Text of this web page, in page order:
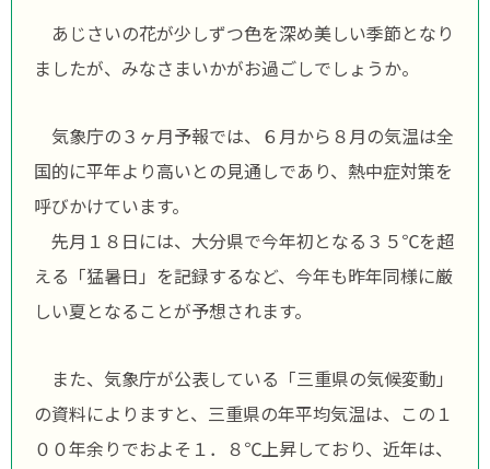
あじさいの花が少しずつ色を深め美しい季節となり
ましたが、みなさまいかがお過ごしでしょうか。
気象庁の３ヶ月予報では、６月から８月の気温は全
国的に平年より高いとの見通しであり、熱中症対策を
呼びかけています。
先月１８日には、大分県で今年初となる３５℃を超
える「猛暑日」を記録するなど、今年も昨年同様に厳
しい夏となることが予想されます。
また、気象庁が公表している「三重県の気候変動」
の資料によりますと、三重県の年平均気温は、この１
００年余りでおよそ１．８℃上昇しており、近年は、